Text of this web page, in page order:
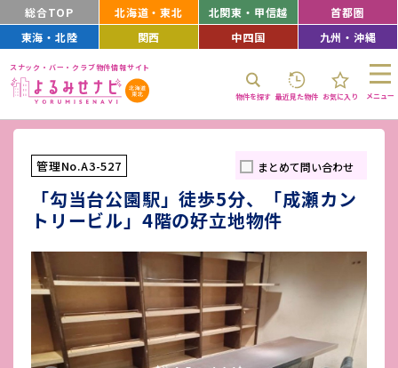
総合TOP 北海道・東北 北関東・甲信越
首都圏
東海・北陸
関西 中四国 九州・沖縄
スナック・バー・クラブ物件情報サイト
物件を探す 最近見た物件 お気に入り メニュー
管理No.A3-527 まとめて問い合わせ
「勾当台公園駅」徒歩5分、「成瀬カン
トリービル」4階の好立地物件